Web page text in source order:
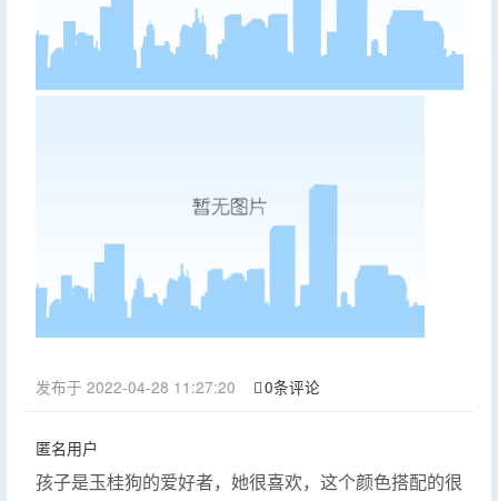
发布于 2022-04-28 11:27:20 0条评论
匿名用户
孩子是玉桂狗的爱好者，她很喜欢，这个颜色搭配的很